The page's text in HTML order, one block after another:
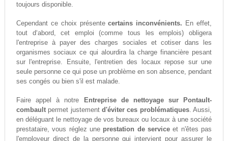
toujours disponible.
Cependant ce choix présentecertains inconvénients. En effet,
tout d‘abord, cet emploi (comme tous les emplois) obligera
l'entreprise à payer des charges sociales et cotiser dans les
organismes sociaux ce qui alourdira la charge financière pesant
sur l'entreprise. Ensuite, l'entretien des locaux repose sur une
seule personne ce qui pose un problème en son absence, pendant
ses congés ou bien s'il est malade.
Faire appel à notre
Entreprise de nettoyage sur Pontault-
combaultpermet justement d'éviter ces problématiques. Aussi,
en déléguant le nettoyage de vos bureaux ou locaux à une société
prestataire, vous réglez une prestation de service et n'êtes pas
l'employeur direct de la personne qui intervient pour assurer le